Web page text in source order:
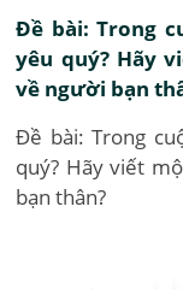
Đề bài: Trong
yêu quý? Hãy
về người bạn
Đề bài: Trong
quý? Hãy viết
bạn thân?